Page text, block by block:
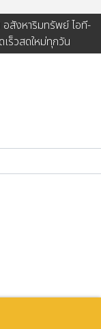
สังหาริมทรัพย์ ไอที-
ร็วสดใหม่ทุกวัน
Instagram